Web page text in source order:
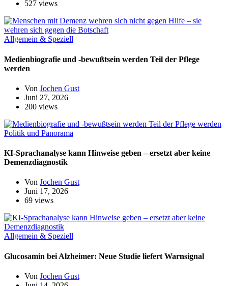
527 views
Allgemein & Speziell
Medienbiografie und -bewußtsein werden Teil der Pflege
werden
Von Jochen Gust
Juni 27, 2026
200 views
Politik und Panorama
KI-Sprachanalyse kann Hinweise geben – ersetzt aber keine
Demenzdiagnostik
Von Jochen Gust
Juni 17, 2026
69 views
Allgemein & Speziell
Glucosamin bei Alzheimer: Neue Studie liefert Warnsignal
Von Jochen Gust